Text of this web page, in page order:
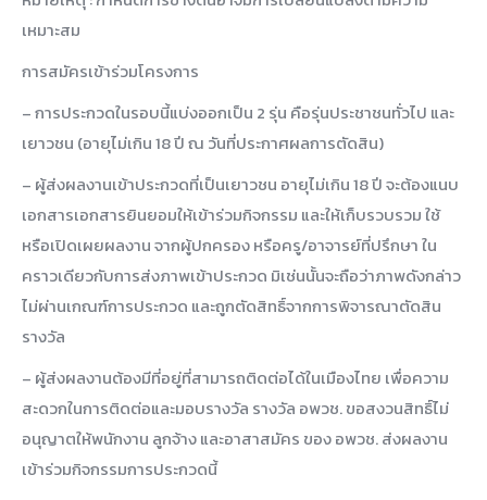
เหมาะสม
การสมัครเข้าร่วมโครงการ
– การประกวดในรอบนี้แบ่งออกเป็น 2 รุ่น คือรุ่นประชาชนทั่วไป และ
เยาวชน (อายุไม่เกิน 18 ปี ณ วันที่ประกาศผลการตัดสิน)
– ผู้ส่งผลงานเข้าประกวดที่เป็นเยาวชน อายุไม่เกิน 18 ปี จะต้องแนบ
เอกสารเอกสารยินยอมให้เข้าร่วมกิจกรรม และให้เก็บรวบรวม ใช้
หรือเปิดเผยผลงาน จากผู้ปกครอง หรือครู/อาจารย์ที่ปรึกษา ใน
คราวเดียวกับการส่งภาพเข้าประกวด มิเช่นนั้นจะถือว่าภาพดังกล่าว
ไม่ผ่านเกณฑ์การประกวด และถูกตัดสิทธิ์จากการพิจารณาตัดสิน
รางวัล
– ผู้ส่งผลงานต้องมีที่อยู่ที่สามารถติดต่อได้ในเมืองไทย เพื่อความ
สะดวกในการติดต่อและมอบรางวัล รางวัล อพวช. ขอสงวนสิทธิ์ไม่
อนุญาตให้พนักงาน ลูกจ้าง และอาสาสมัคร ของ อพวช. ส่งผลงาน
เข้าร่วมกิจกรรมการประกวดนี้